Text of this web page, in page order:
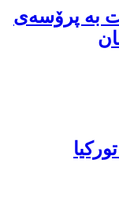
بە پرۆسەی